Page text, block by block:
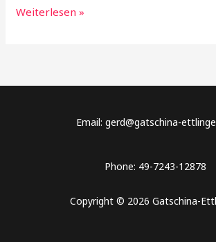
Weiterlesen »
Email: gerd@gatschina-
Phone: 49-7243-12878
Copyright © 2026 Gatschina-